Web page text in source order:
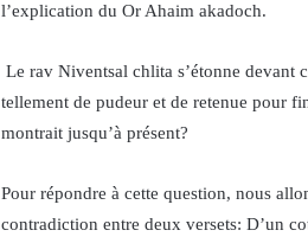
l’explication du Or Ahaim akadoch.
Le rav Niventsal chlita s’étonne devant
tellement de pudeur et de retenue pour
montrait jusqu’à présent?
Pour répondre à cette question, nous
contradiction entre deux versets: D’un